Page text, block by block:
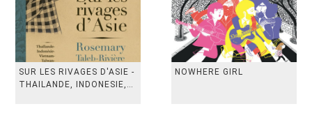
SUR LES RIVAGES D'ASIE -
THAILANDE, INDONESIE,
NOWHERE GIRL